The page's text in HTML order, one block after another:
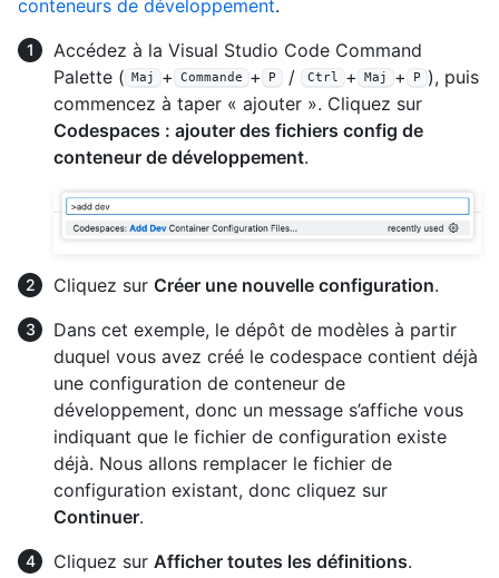
conteneurs de développement.
Accédez à la Visual Studio Code Command
Palette (
Maj + Commande + P / Ctrl + Maj + P
), puis
commencez à taper « ajouter ». Cliquez sur
Codespaces : ajouter des fichiers config de
conteneur de développement.
Cliquez sur Créer une nouvelle configuration.
Dans cet exemple, le dépôt de modèles à partir
duquel vous avez créé le codespace contient déjà
une configuration de conteneur de
développement, donc un message s’affiche vous
indiquant que le fichier de configuration existe
déjà. Nous allons remplacer le fichier de
configuration existant, donc cliquez sur
Continuer.
Cliquez sur Afficher toutes les définitions.